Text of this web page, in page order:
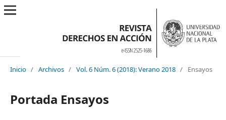
Inicio / Archivos / Vol. 6 Núm. 6 (2018): Verano 2018 / Ensayos
Portada Ensayos